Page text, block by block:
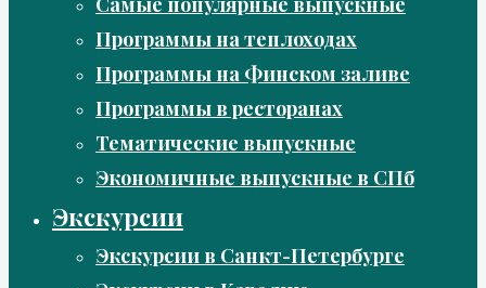
Программы на теплоходах
Программы на Финском заливе
Программы в ресторанах
Тематические выпускные
Экономичные выпускные в СПб
Экскурсии
Экскурсии в Санкт-Петербурге